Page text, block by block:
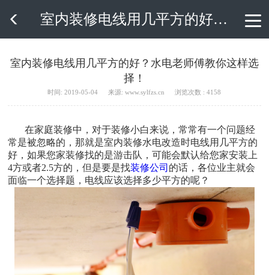
 室内装修电线用几平方的好？水电老师傅教你这样选择！
室内装修电线用几平方的好？水电老师傅教你这样选
择！
时间: 2019-05-04 来源: www.sylfzs.cn 浏览次数 : 4158
在家庭装修中，对于装修小白来说，常常有一个问题经
常是被忽略的，那就是室内装修水电改造时电线用几平方的
好，如果您家装修找的是游击队，可能会默认给您家安装上
4方或者2.5方的，但是要是找装修公司 的话，各位业主就会
面临一个选择题，电线应该选择多少平方的呢？